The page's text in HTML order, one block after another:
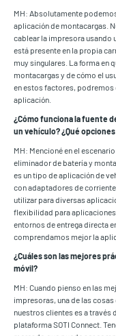
MH: Absolutamente
aplicación de montacargas.
cablear la impresora usando
está presente en la propia
muy singulares. La forma en
montacargas y de cómo el
en estos factores, podremos
aplicación.
¿Cómo funciona la fuente
un vehículo? ¿Qué
MH: Mencioné en el
eliminador de batería y
es un tipo de aplicación de
con adaptadores de
utilizar para diversas
flexibilidad para
entornos de entrega directa
comprendamos mejor la
¿Cuáles son las mejores
móvil?
MH: Cuando pienso en las
impresoras, una de las
nuestros clientes es a través
plataforma SOTI Connect.